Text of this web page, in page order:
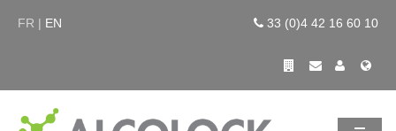
FR | EN 33 (0)4 42 16 60 10